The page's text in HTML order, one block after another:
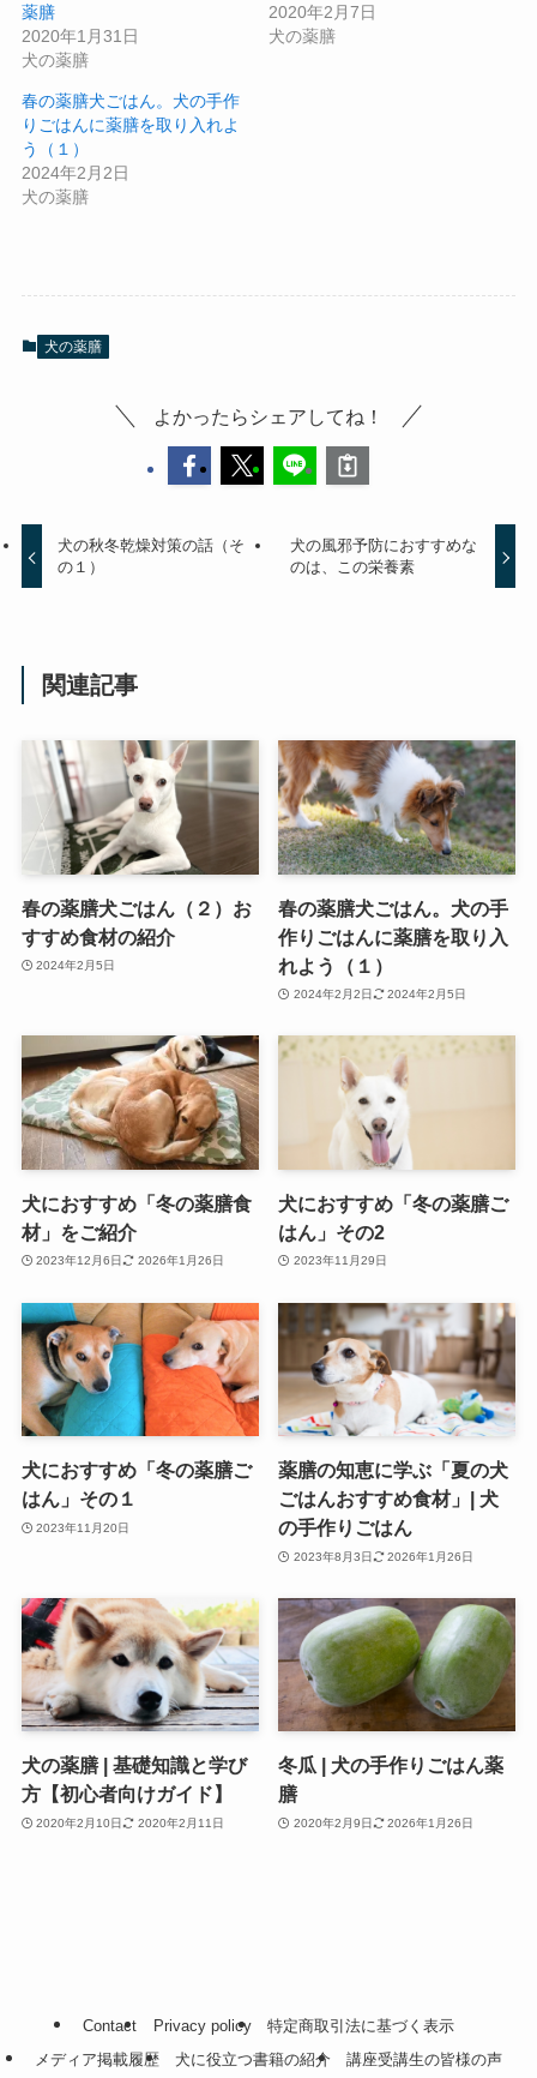
薬膳
2020年1月31日
犬の薬膳
2020年2月7日
犬の薬膳
春の薬膳犬ごはん。犬の手作
りごはんに薬膳を取り入れよ
う（１）
2024年2月2日
犬の薬膳
犬の薬膳
よかったらシェアしてね！
犬の秋冬乾燥対策の話（そ
の１）
犬の風邪予防におすすめな
のは、この栄養素
関連記事
春の薬膳犬ごはん（２）お
すすめ食材の紹介
2024年2月5日
春の薬膳犬ごはん。犬の手
作りごはんに薬膳を取り入
れよう（１）
2024年2月2日 2024年2月5日
犬におすすめ「冬の薬膳食
材」をご紹介
2023年12月6日 2026年1月26日
犬におすすめ「冬の薬膳ご
はん」その2
2023年11月29日
犬におすすめ「冬の薬膳ご
はん」その１
2023年11月20日
薬膳の知恵に学ぶ「夏の犬
ごはんおすすめ食材」| 犬
の手作りごはん
2023年8月3日 2026年1月26日
犬の薬膳 | 基礎知識と学び
方【初心者向けガイド】
2020年2月10日 2020年2月11日
冬瓜 | 犬の手作りごはん薬
膳
2020年2月9日 2026年1月26日
Contact Privacy policy
特定商取引法に基づく表示
メディア掲載履歴
犬に役立つ書籍の紹介 講座受講生の皆様の声